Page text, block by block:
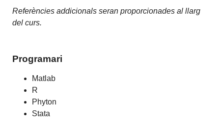
Referències addicionals seran proporcionades al llarg
del curs.
Programari
Matlab
R
Phyton
Stata